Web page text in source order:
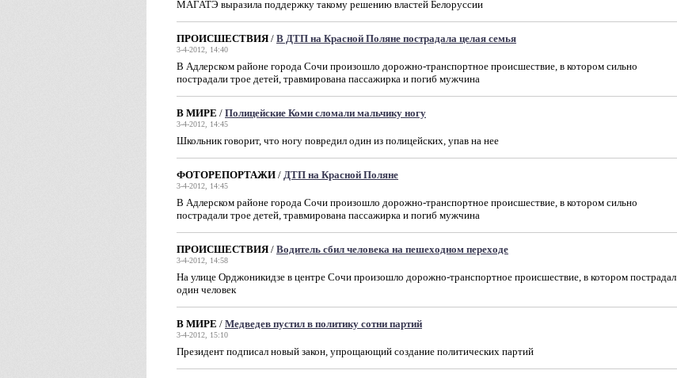
МАГАТЭ выразила поддержку такому решению властей Белоруссии
ПРОИСШЕСТВИЯ / В ДТП на Красной Поляне пострадала целая семья
3-4-2012, 14:40
В Адлерском районе города Сочи произошло дорожно-транспортное происшествие, в котором сильно
пострадали трое детей, травмирована пассажирка и погиб мужчина
В МИРЕ / Полицейские Коми сломали мальчику ногу
3-4-2012, 14:45
Школьник говорит, что ногу повредил один из полицейских, упав на нее
ФОТОРЕПОРТАЖИ / ДТП на Красной Поляне
3-4-2012, 14:45
В Адлерском районе города Сочи произошло дорожно-транспортное происшествие, в котором сильно
пострадали трое детей, травмирована пассажирка и погиб мужчина
ПРОИСШЕСТВИЯ / Водитель сбил человека на пешеходном переходе
3-4-2012, 14:58
На улице Орджоникидзе в центре Сочи произошло дорожно-транспортное происшествие, в котором пострадал
один человек
В МИРЕ / Медведев пустил в политику сотни партий
3-4-2012, 15:10
Президент подписал новый закон, упрощающий создание политических партий